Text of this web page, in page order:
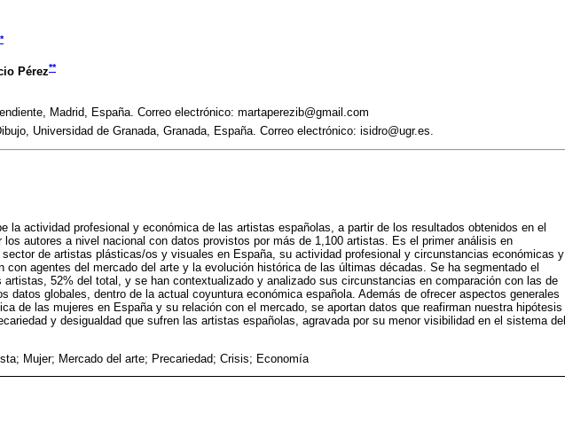
*
Pérez**
Madrid, España. Correo electrónico: martaperezib@gmail.com
Universidad de Granada, Granada, España. Correo electrónico: isidro@ugr.es.
la actividad profesional y económica de las artistas españolas, a partir de los resultados obtenidos en el
los autores a nivel nacional con datos provistos por más de 1,100 artistas. Es el primer análisis en
sector de artistas plásticas/os y visuales en España, su actividad profesional y circunstancias económicas y
con agentes del mercado del arte y la evolución histórica de las últimas décadas. Se ha segmentado el
artistas, 52% del total, y se han contextualizado y analizado sus circunstancias en comparación con las de
datos globales, dentro de la actual coyuntura económica española. Además de ofrecer aspectos generales
de las mujeres en España y su relación con el mercado, se aportan datos que reafirman nuestra hipótesis
y desigualdad que sufren las artistas españolas, agravada por su menor visibilidad en el sistema del
Mujer; Mercado del arte; Precariedad; Crisis; Economía